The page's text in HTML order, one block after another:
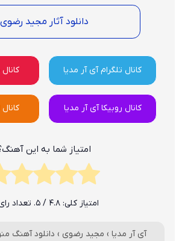
دانلود آثار مجید رضوی
کانال تلگرام آی آر مدیا
کانال روبیکا آی آر مدیا
امتیاز شما به این
امتیاز کلی: 4.8 / 5. تعداد رای:
آی آر مدیا › مجید رضوی › دانلود آهنگ